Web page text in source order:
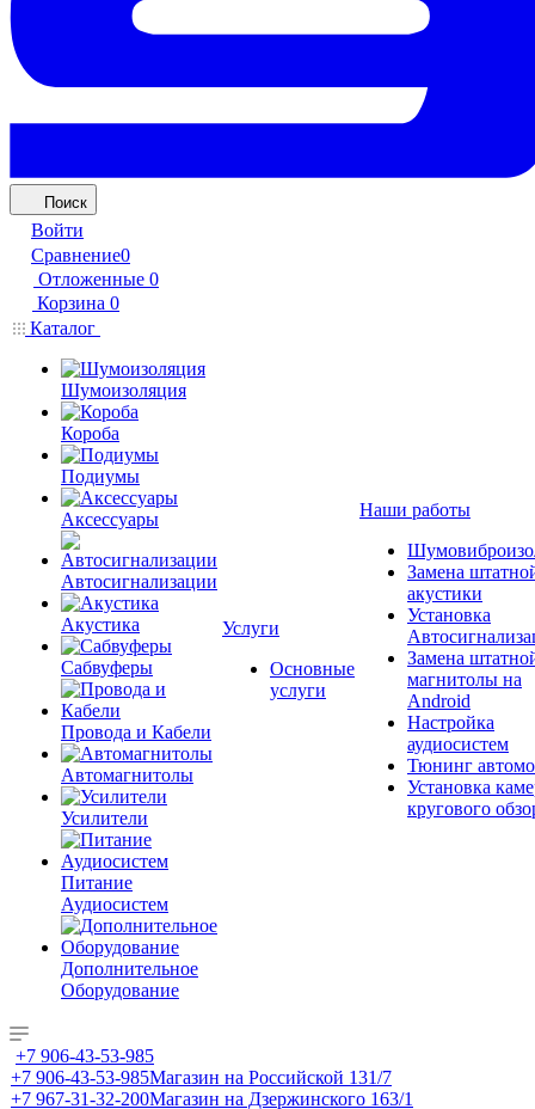
Поиск
Войти
Сравнение0
Отложенные 0
Корзина 0
Каталог
Шумоизоляция
Короба
Подиумы
Аксессуары
Автосигнализации
Акустика
Сабвуферы
Провода и Кабели
Автомагнитолы
Усилители
Питание
Аудиосистем
Дополнительное
Оборудование
Услуги
Основные
услуги
Наши работы
Замена
акустики
Установка
Замена
магнитолы на
Android
Настройка
аудиосистем
Тюнинг
Установка
кругового
+7 906-43-53-985
+7 906-43-53-985Магазин на Российской 131/7
+7 967-31-32-200Магазин на Дзержинского 163/1